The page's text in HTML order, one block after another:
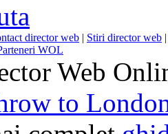
director web | Stiri director web
WOL
Web
to